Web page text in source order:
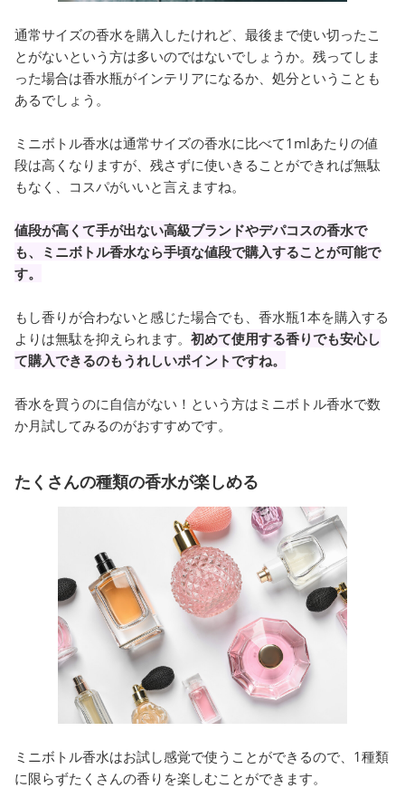
通常サイズの香水を購入したけれど、最後まで使い切ったこ
とがないという方は多いのではないでしょうか。残ってしま
った場合は香水瓶がインテリアになるか、処分ということも
あるでしょう。
ミニボトル香水は通常サイズの香水に比べて1mlあたりの値
段は高くなりますが、残さずに使いきることができれば無駄
もなく、コスパがいいと言えますね。
値段が高くて手が出ない高級ブランドやデパコスの香水で
も、ミニボトル香水なら手頃な値段で購入することが可能で
す。
もし香りが合わないと感じた場合でも、香水瓶1本を購入する
よりは無駄を抑えられます。 初めて使用する香りでも安心し
て購入できるのもうれしいポイントですね。
香水を買うのに自信がない！という方はミニボトル香水で数
か月試してみるのがおすすめです。
たくさんの種類の香水が楽しめる
ミニボトル香水はお試し感覚で使うことができるので、1種類
に限らずたくさんの香りを楽しむことができます。